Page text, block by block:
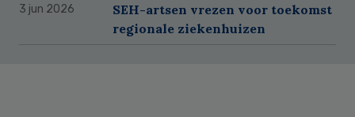
3 jun 2026
SEH-artsen vrezen voor toekomst
regionale ziekenhuizen